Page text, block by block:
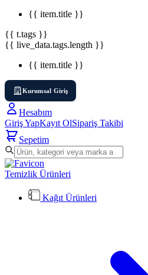
{{ item.title }}
{{ t.tags }}
{{ live_data.tags.length }}
{{ item.title }}
Kurumsal Giriş
Hesabım
Giriş YapKayıt OlSipariş Takibi
Sepetim
Temizlik Ürünleri
Kağıt Ürünleri